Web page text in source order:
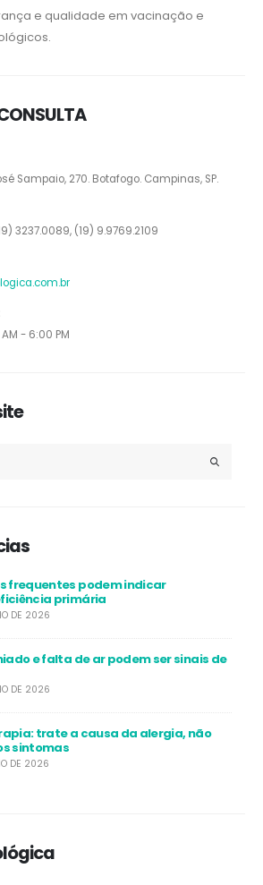
e qualidade em vacinação e
Sampaio, 270. Botafogo. Campinas, SP.
3237.0089, (19) 9.9769.2109
- 6:00 PM
frequentes podem indicar
primária
DE 2026
e falta de ar podem ser sinais de
DE 2026
trate a causa da alergia, não
sintomas
DE 2026